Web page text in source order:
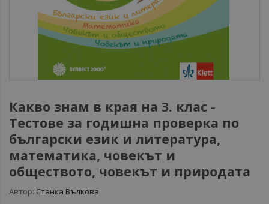
Какво знам в края на 3. клас -
Tестове за годишна проверка по
български език и литература,
математика, човекът и
обществото, човекът и природата
Автор: Станка Вълкова